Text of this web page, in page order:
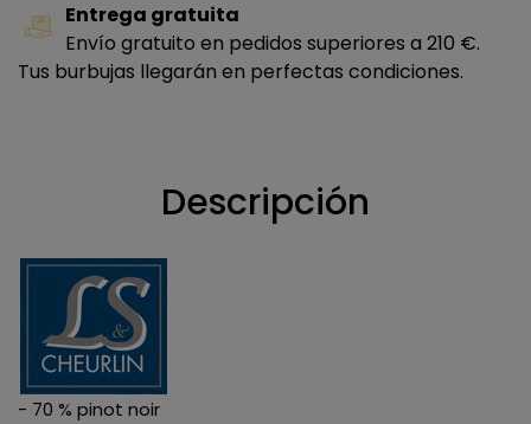
Entrega gratuita
Envío gratuito en pedidos superiores a 210 €.
Tus burbujas llegarán en perfectas condiciones.
Descripción
- 70 % pinot noir